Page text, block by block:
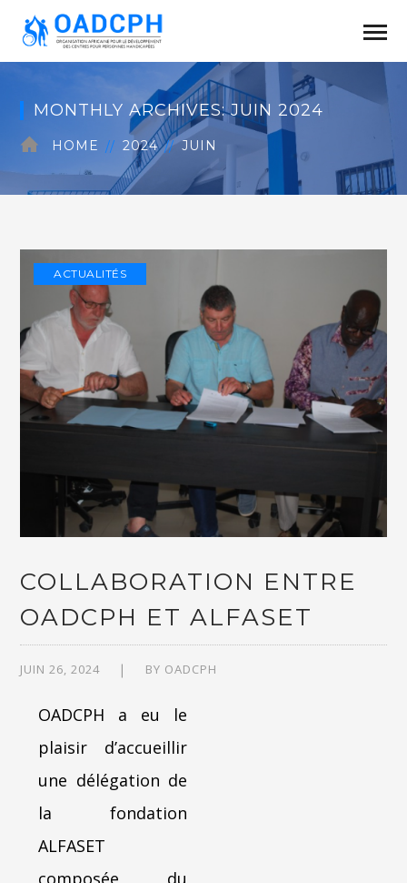
MONTHLY ARCHIVES: JUIN 2024
HOME 2024 JUIN
ACTUALITÉS
COLLABORATION ENTRE
OADCPH ET ALFASET
JUIN 26, 2024 BY OADCPH
OADCPH a eu le
plaisir d’accueillir
une délégation de
la fondation
ALFASET